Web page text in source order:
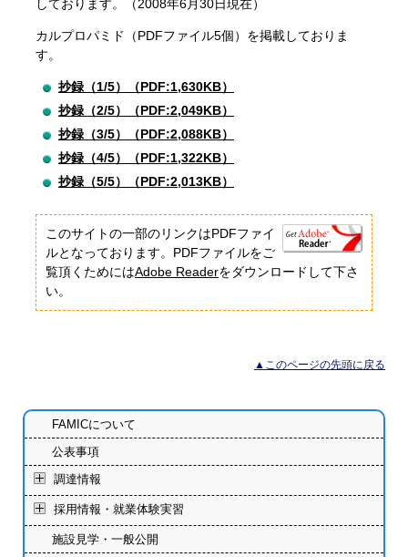
しております。（2008年6月30日現在）
カルプロパミド（PDFファイル5個）を掲載しておりま
す。
抄録（1/5）（PDF:1,630KB）
抄録（2/5）（PDF:2,049KB）
抄録（3/5）（PDF:2,088KB）
抄録（4/5）（PDF:1,322KB）
抄録（5/5）（PDF:2,013KB）
このサイトの一部のリンクはPDFファイ
ルとなっております。PDFファイルをご
覧頂くためにはAdobe Readerをダウンロードして下さ
い。
▲このページの先頭に戻る
FAMICについて
公表事項
調達情報
採用情報・就業体験実習
施設見学・一般公開